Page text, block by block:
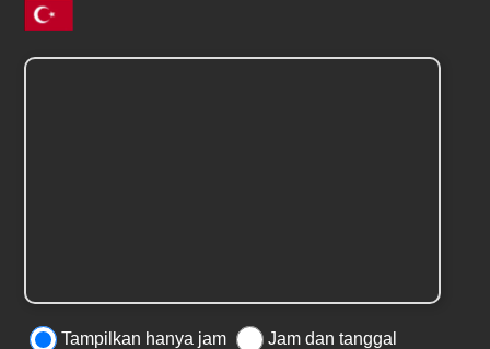
Tampilkan hanya jam Jam dan tanggal